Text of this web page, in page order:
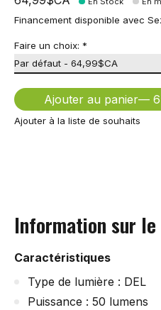
Financement disponible avec
Faire un choix: *
Ajouter au panier
Ajouter à la liste de souhaits
Information sur
Caractéristiques
Type de lumière : DEL
Puissance : 50 lumens